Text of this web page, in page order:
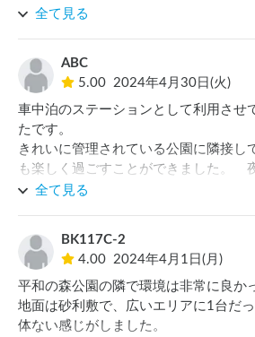
すぐお隣に公園もあり、ペットの散歩
また観光として同じ町内にある醤油パ
食事も楽しめました♪
環境もとても良く静かなので夜もぐっ
ステーションなので皆さんにもお薦め
ただ現在外部AC電源が無いので、い
ら尚最高です♪
また利用したいです。
全て見る
ABC
5.00 2024年4月30日(火)
車中泊のステーションとして利用させ
たです。
きれいに管理されている公園に隣接し
も楽しく過ごすことができました。　
心感もあり　最適な車中泊でした。　
全て見る
BK117C-2
4.00 2024年4月1日(月)
平和の森公園の隣で環境は非常に良か
地面は砂利敷で、広いエリアに1台だ
体ない感じがしました。